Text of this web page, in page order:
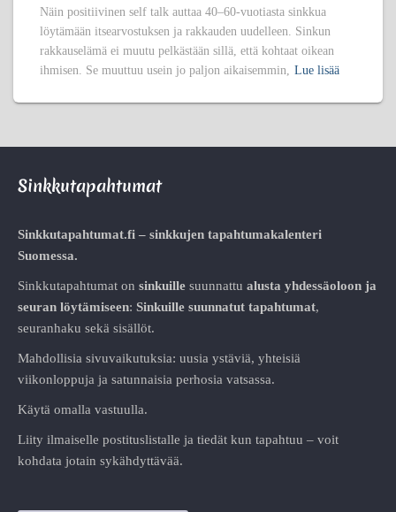
Näin positiivinen self talk auttaa 40–60-vuotiasta sinkkua
löytämään itsearvostuksen ja rakkauden uudelleen. Sinkun
rakkauselämä ei muutu pelkästään sillä, että kohtaat oikean
ihmisen. Se muuttuu usein jo paljon aikaisemmin,
Lue lisää
Sinkkutapahtumat
Sinkkutapahtumat.fi – sinkkujen tapahtumakalenteri
Suomessa.
Sinkkutapahtumat on sinkuille suunnattu alusta yhdessäoloon ja
seuran löytämiseen: Sinkuille suunnatut tapahtumat,
seuranhaku sekä sisällöt.
Mahdollisia sivuvaikutuksia: uusia ystäviä, yhteisiä
viikonloppuja ja satunnaisia perhosia vatsassa.
Käytä omalla vastuulla.
Liity ilmaiselle postituslistalle ja tiedät kun tapahtuu – voit
kohdata jotain sykähdyttävää.